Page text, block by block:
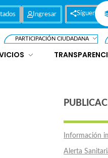
Ingresar Síguenos
PARTICIPACIÓN CIUDADANA
Información
Alerta